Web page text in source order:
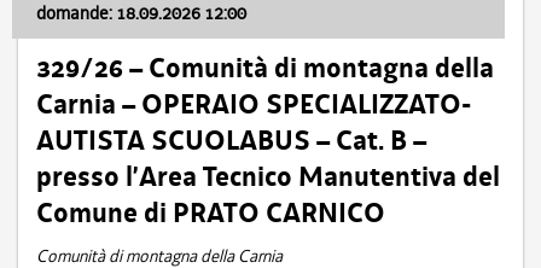
domande: 18.09.2026 12:00
329/26 – Comunità di montagna della
Carnia – OPERAIO SPECIALIZZATO-
AUTISTA SCUOLABUS – Cat. B –
presso l’Area Tecnico Manutentiva del
Comune di PRATO CARNICO
Comunità di montagna della Carnia